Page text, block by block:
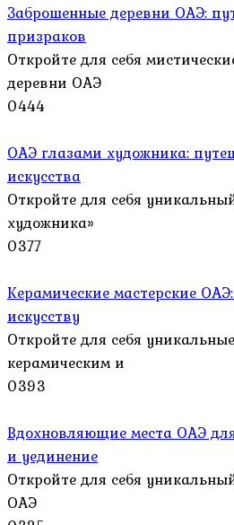
Заброшенные деревни ОАЭ:
призраков
Откройте для себя
деревни ОАЭ
0444
ОАЭ глазами художника:
искусства
Откройте для себя
художника»
0377
Керамические мастерские
искусству
Откройте для себя
керамическим и
0393
Вдохновляющие места ОАЭ
и уединение
Откройте для себя
ОАЭ